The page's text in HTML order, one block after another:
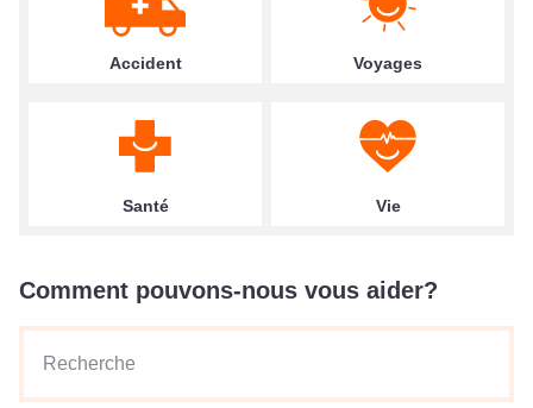
Accident Voyages
Santé Vie
Comment pouvons-nous vous aider?
Recherche